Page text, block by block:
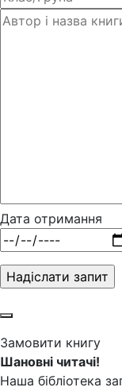
Дата отримання
Замовити книгу
Шановні читачі!
Наша бібліотека